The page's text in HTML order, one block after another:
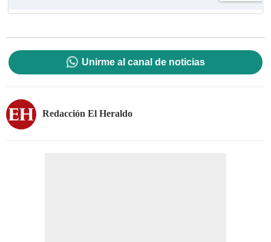
Unirme al canal de noticias
Redacción El Heraldo